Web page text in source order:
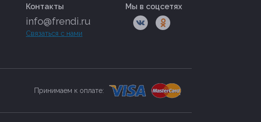
Контакты
info@frendi.ru
Связаться с нами
Мы в соцсетях
Принимаем к оплате: